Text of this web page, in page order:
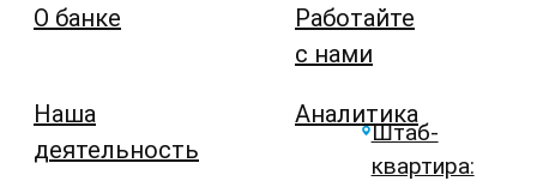
О банке
Наша
деятельность
Работайте
с нами
Аналитика
Штаб-
квартира: